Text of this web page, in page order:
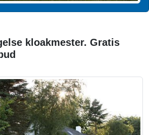
kloakmester. Gratis